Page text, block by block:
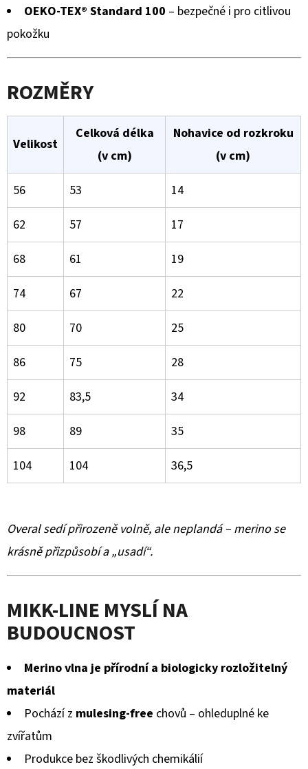
OEKO-TEX® Standard 100 – bezpečné i pro citlivou
pokožku
ROZMĚRY
Velikost
Celková délka
(v cm)
Nohavice od rozkroku
(v cm)
56
53
14
62
57
17
68
61
19
74
67
22
80
70
25
86
75
28
92
83,5
34
98
89
35
104
104 36,5
Overal sedí přirozeně volně, ale neplandá – merino se
krásně přizpůsobí a „usadí“.
MIKK-LINE MYSLÍ NA
BUDOUCNOST
Merino vlna je přírodní a biologicky rozložitelný
materiál
Pochází z mulesing-free chovů – ohleduplné ke
zvířatům
Produkce bez škodlivých chemikálií